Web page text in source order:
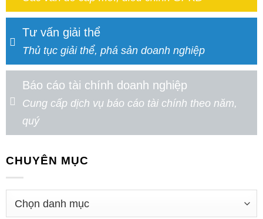
Tư vấn giải thể
Thủ tục giải thể, phá sản doanh nghiệp
Báo cáo tài chính doanh nghiệp
Cung cấp dịch vụ báo cáo tài chính theo năm,
quý
CHUYÊN MỤC